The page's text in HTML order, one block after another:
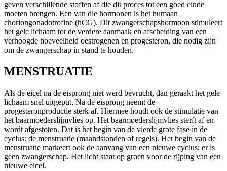
geven verschillende stoffen af die dit proces tot een goed einde
moeten brengen. Een van die hormonen is het humaan
choriongonadotrofine (hCG). Dit zwangerschapshormoon stimuleert
het gele lichaam tot de verdere aanmaak en afscheiding van een
verhoogde hoeveelheid oestrogenen en progesteron, die nodig zijn
om de zwangerschap in stand te houden.
MENSTRUATIE
Als de eicel na de eisprong niet werd bevrucht, dan geraakt het gele
lichaam snel uitgeput. Na de eisprong neemt de
progesteronproductie sterk af. Hiermee houdt ook de stimulatie van
het baarmoederslijmvlies op. Het baarmoederslijmvlies sterft af en
wordt afgestoten. Dat is het begin van de vierde grote fase in de
cyclus: de menstruatie (maandstonden of regels). Het begin van de
menstruatie markeert ook de aanvang van een nieuwe cyclus: er is
geen zwangerschap. Het licht staat op groen voor de rijping van een
nieuwe eicel.